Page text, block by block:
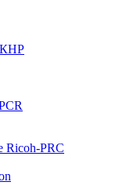
КНР
Ricoh-PRC